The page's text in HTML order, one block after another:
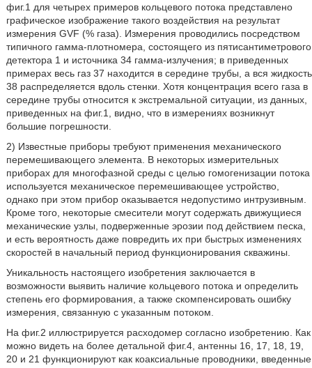
фиг.1 для четырех примеров кольцевого потока представлено
графическое изображение такого воздействия на результат
измерения GVF (% газа). Измерения проводились посредством
типичного гамма-плотномера, состоящего из пятисантиметрового
детектора 1 и источника 34 гамма-излучения; в приведенных
примерах весь газ 37 находится в середине трубы, а вся жидкость
38 распределяется вдоль стенки. Хотя концентрация всего газа в
середине трубы относится к экстремальной ситуации, из данных,
приведенных на фиг.1, видно, что в измерениях возникнут
большие погрешности.
2) Известные приборы требуют применения механического
перемешивающего элемента. В некоторых измерительных
приборах для многофазной среды с целью гомогенизации потока
используется механическое перемешивающее устройство,
однако при этом прибор оказывается недопустимо интрузивным.
Кроме того, некоторые смесители могут содержать движущиеся
механические узлы, подверженные эрозии под действием песка,
и есть вероятность даже повредить их при быстрых изменениях
скоростей в начальный период функционирования скважины.
Уникальность настоящего изобретения заключается в
возможности выявить наличие кольцевого потока и определить
степень его формирования, а также скомпенсировать ошибку
измерения, связанную с указанным потоком.
На фиг.2 иллюстрируется расходомер согласно изобретению. Как
можно видеть на более детальной фиг.4, антенны 16, 17, 18, 19,
20 и 21 функционируют как коаксиальные проводники, введенные